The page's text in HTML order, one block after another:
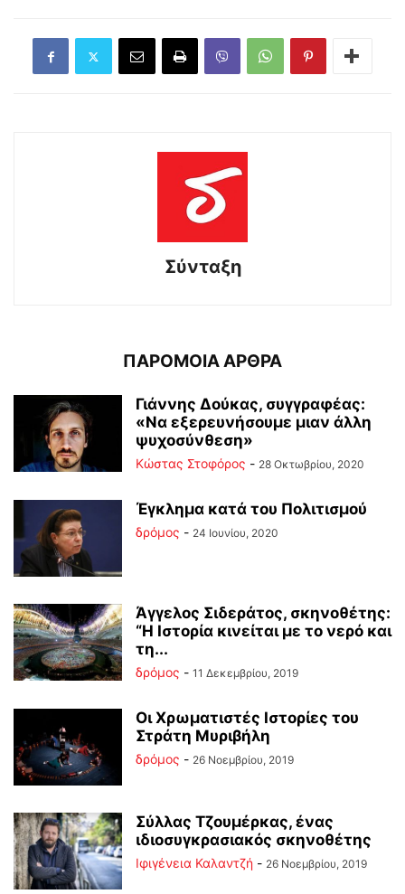
Σύνταξη
ΠΑΡΟΜΟΙΑ ΑΡΘΡΑ
Γιάννης Δούκας, συγγραφέας:
«Να εξερευνήσουμε μιαν άλλη
ψυχοσύνθεση»
Κώστας Στοφόρος - 28 Οκτωβρίου, 2020
Έγκλημα κατά του Πολιτισμού
δρόμος - 24 Ιουνίου, 2020
Άγγελος Σιδεράτος, σκηνοθέτης:
“Η Ιστορία κινείται με το νερό και
τη...
δρόμος - 11 Δεκεμβρίου, 2019
Οι Χρωματιστές Ιστορίες του
Στράτη Μυριβήλη
δρόμος - 26 Νοεμβρίου, 2019
Σύλλας Τζουμέρκας, ένας
ιδιοσυγκρασιακός σκηνοθέτης
Ιφιγένεια Καλαντζή - 26 Νοεμβρίου, 2019